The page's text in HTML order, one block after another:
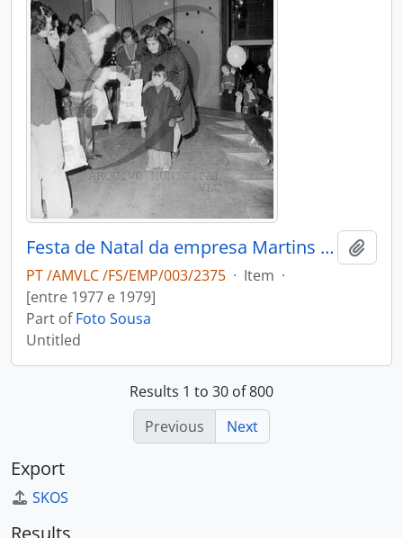
Festa de Natal da empresa Martins & Rebello
PT /AMVLC /FS/EMP/003/2375 · Item ·
[entre 1977 e 1979]
Part ofFoto Sousa
Untitled
Results 1 to 30 of 800
Previous
Next
Export
SKOS
Results